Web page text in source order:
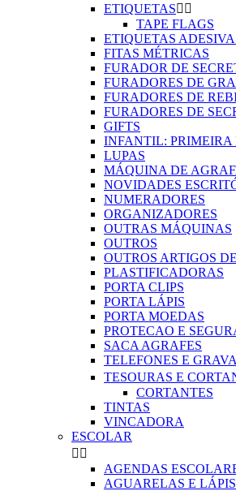
ETIQUETAS 
TAPE FLAGS
ETIQUETAS
FITAS MÉTRICAS
FURADOR DE
FURADORES DE
FURADORES DE
FURADORES DE
GIFTS
INFANTIL: PRIMEIRA
LUPAS
MÁQUINA DE
NOVIDADES
NUMERADORES
ORGANIZADORES
OUTRAS MÁQUINAS
OUTROS
OUTROS ARTIGOS
PLASTIFICADORAS
PORTA CLIPS
PORTA LÁPIS
PORTA MOEDAS
PROTECAO E
SACA AGRAFES
TELEFONES E
TESOURAS E
CORTANTES
TINTAS
VINCADORA
ESCOLAR
 
AGENDAS
AGUARELAS E